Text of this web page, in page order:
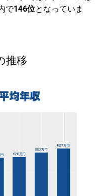
で146位となっていま
推移